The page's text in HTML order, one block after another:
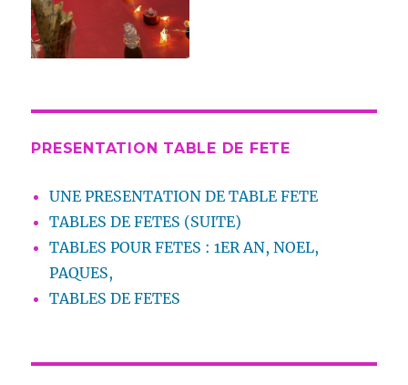
PRESENTATION TABLE DE FETE
UNE PRESENTATION DE TABLE FETE
TABLES DE FETES (SUITE)
TABLES POUR FETES : 1ER AN, NOEL,
PAQUES,
TABLES DE FETES